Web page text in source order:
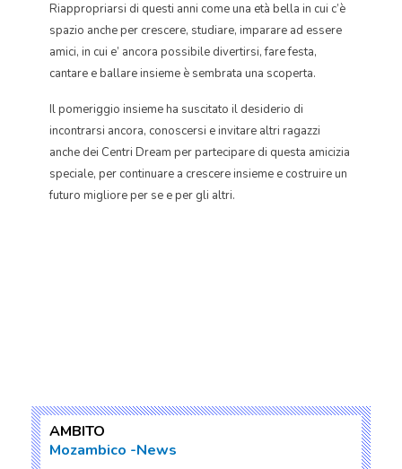
Riappropriarsi di questi anni come una età bella in cui c’è
spazio anche per crescere, studiare, imparare ad essere
amici, in cui e’ ancora possibile divertirsi, fare festa,
cantare e ballare insieme è sembrata una scoperta.
Il pomeriggio insieme ha suscitato il desiderio di
incontrarsi ancora, conoscersi e invitare altri ragazzi
anche dei Centri Dream per partecipare di questa amicizia
speciale, per continuare a crescere insieme e costruire un
futuro migliore per se e per gli altri.
AMBITO
Mozambico News